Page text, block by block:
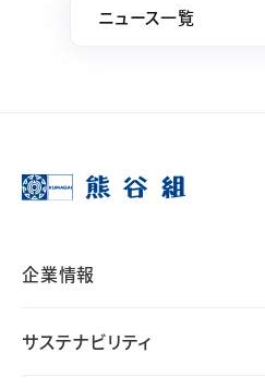
ニュース一覧
企業情報
サステナビリティ